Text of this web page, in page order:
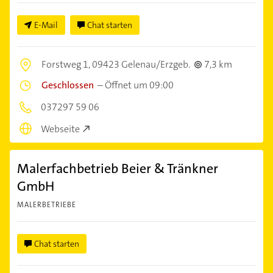
E-Mail Chat starten
Forstweg 1,09423 Gelenau/Erzgeb.
7,3 km
Geschlossen –Öffnet um 09:00
037297 59 06
Webseite
Malerfachbetrieb Beier & Tränkner
GmbH
MALERBETRIEBE
Chat starten